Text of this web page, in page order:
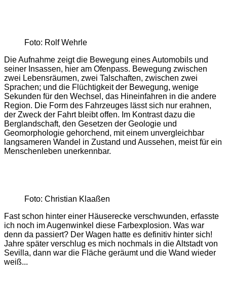
Foto: Rolf Wehrle
Die Aufnahme zeigt die Bewegung eines Automobils und
seiner Insassen, hier am Ofenpass. Bewegung zwischen
zwei Lebensräumen, zwei Talschaften, zwischen zwei
Sprachen; und die Flüchtigkeit der Bewegung, wenige
Sekunden für den Wechsel, das Hineinfahren in die andere
Region. Die Form des Fahrzeuges lässt sich nur erahnen,
der Zweck der Fahrt bleibt offen. Im Kontrast dazu die
Berglandschaft, den Gesetzen der Geologie und
Geomorphologie gehorchend, mit einem unvergleichbar
langsameren Wandel in Zustand und Aussehen, meist für ein
Menschenleben unerkennbar.
Foto: Christian Klaaßen
Fast schon hinter einer Häuserecke verschwunden, erfasste
ich noch im Augenwinkel diese Farbexplosion. Was war
denn da passiert? Der Wagen hatte es definitiv hinter sich!
Jahre später verschlug es mich nochmals in die Altstadt von
Sevilla, dann war die Fläche geräumt und die Wand wieder
weiß...